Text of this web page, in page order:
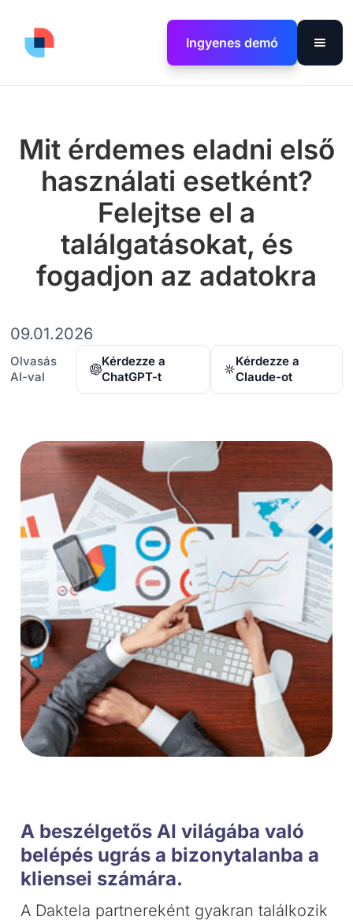
Ingyenes demó
Mit érdemes eladni első
használati esetként?
Felejtse el a
találgatásokat, és
fogadjon az adatokra
09.01.2026
Olvasás
AI-val
Kérdezze a
ChatGPT-t
Kérdezze a
Claude-ot
A beszélgetős AI világába való
belépés ugrás a bizonytalanba a
kliensei számára.
A Daktela partnereként gyakran találkozik